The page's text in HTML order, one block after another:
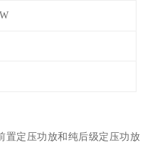
置定压功放和纯后级定压功放